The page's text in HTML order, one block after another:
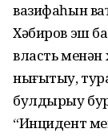
вазифаһын
Хәбиров эш
власть
нығытыу,
булдырыу
“Инцидент